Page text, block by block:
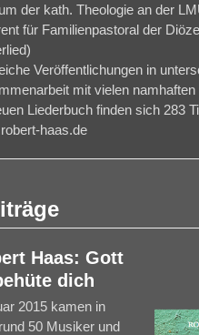
der kath. Theologie an der
für Familienpastoral der
Veröffentlichungen in
mit vielen
Liederbuch finden sich 283
haas.de
Haas: Gott
dich
2015 kamen in
50 Musiker und